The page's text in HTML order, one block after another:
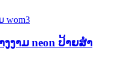
ງງາມ neon ປ້າຍສໍາ